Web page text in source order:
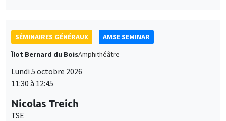
SÉMINAIRES GÉNÉRAUX
AMSE SEMINAR
Îlot Bernard du BoisAmphithéâtre
Lundi 5 octobre 2026
11:30 à 12:45
Nicolas Treich
TSE